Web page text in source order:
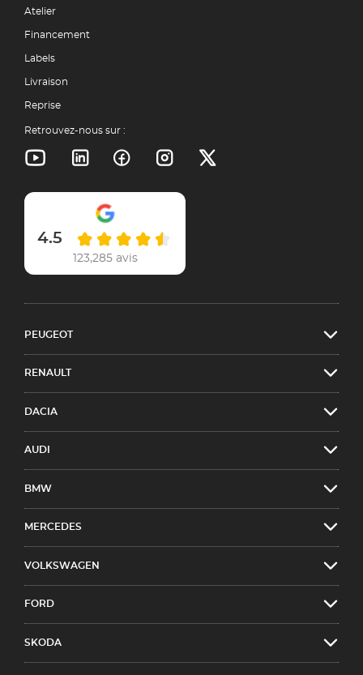
Atelier
Financement
Labels
Livraison
Reprise
Retrouvez-nous sur :
4.5
123,285 avis
PEUGEOT
RENAULT
DACIA
AUDI
BMW
MERCEDES
VOLKSWAGEN
FORD
SKODA